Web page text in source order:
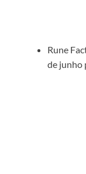
Rune
de junho